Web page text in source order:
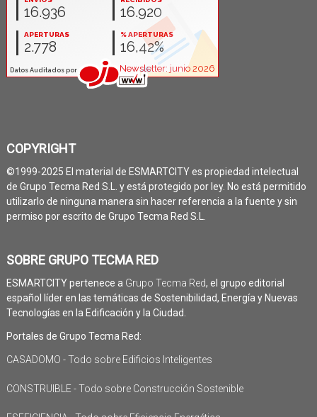
COPYRIGHT
©1999-2025 El material de ESMARTCITY es propiedad intelectual
de Grupo Tecma Red S.L. y está protegido por ley. No está permitido
utilizarlo de ninguna manera sin hacer referencia a la fuente y sin
permiso por escrito de Grupo Tecma Red S.L.
SOBRE GRUPO TECMA RED
ESMARTCITY pertenece a Grupo Tecma Red, el grupo editorial
español líder en las temáticas de Sostenibilidad, Energía y Nuevas
Tecnologías en la Edificación y la Ciudad.
Portales de Grupo Tecma Red:
CASADOMO - Todo sobre Edificios Inteligentes
CONSTRUIBLE - Todo sobre Construcción Sostenible